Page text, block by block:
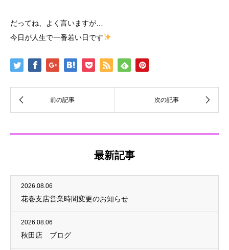
だってね、よく言いますが…
今日が人生で一番若い日です
最新記事
2026.08.06
花巻支店営業時間変更のお知らせ
2026.08.06
秋田店 ブログ